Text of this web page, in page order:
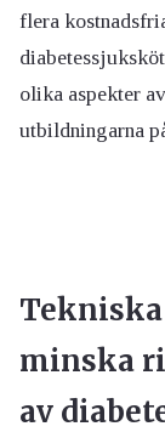
flera
olika aspekter
utbildningarna
minska
av